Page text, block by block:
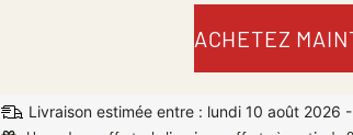
ACHETEZ
Livraison estimée entre : lundi 10 août 2026